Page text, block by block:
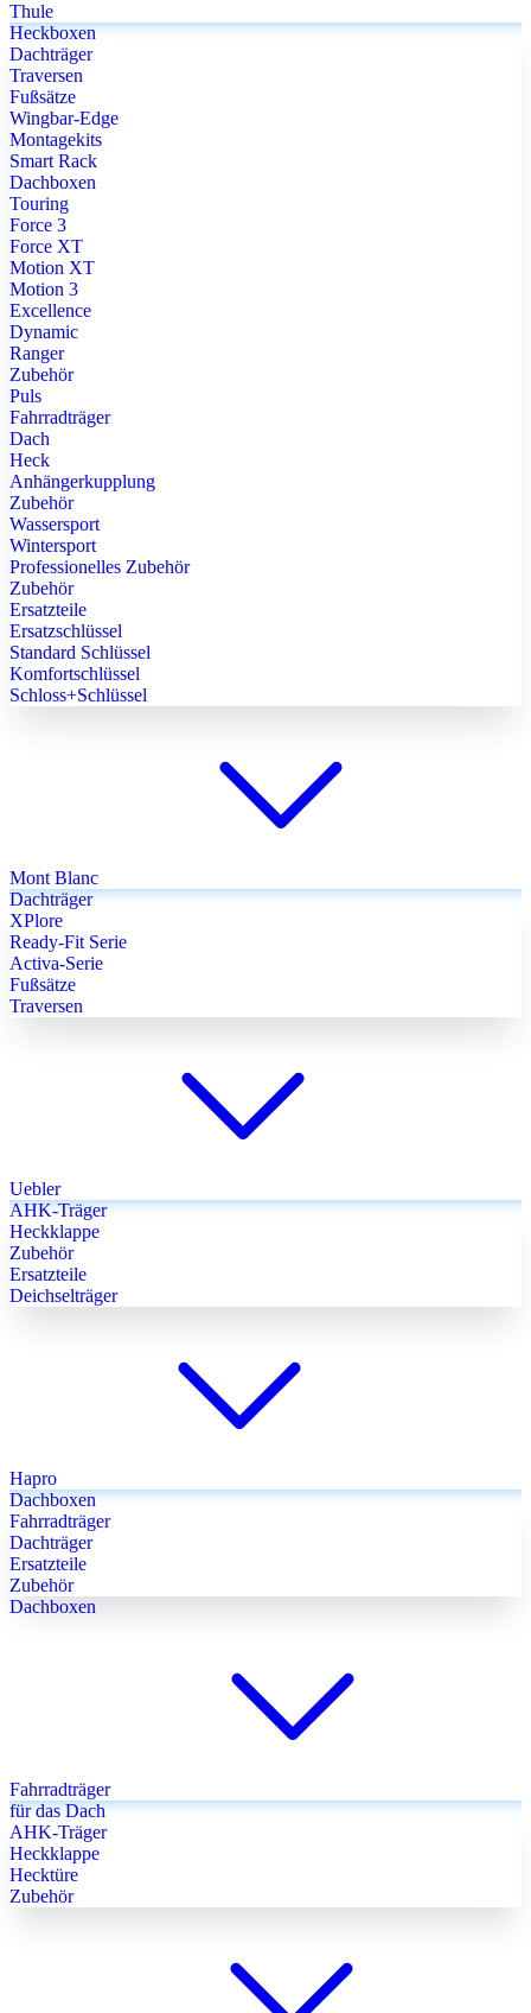
Thule
Heckboxen
Dachträger
Traversen
Fußsätze
Wingbar-Edge
Montagekits
Smart Rack
Dachboxen
Touring
Force 3
Force XT
Motion XT
Motion 3
Excellence
Dynamic
Ranger
Zubehör
Puls
Fahrradträger
Dach
Heck
Anhängerkupplung
Zubehör
Wassersport
Wintersport
Professionelles Zubehör
Zubehör
Ersatzteile
Ersatzschlüssel
Standard Schlüssel
Komfortschlüssel
Schloss+Schlüssel
Mont Blanc
Dachträger
XPlore
Ready-Fit Serie
Activa-Serie
Fußsätze
Traversen
Uebler
AHK-Träger
Heckklappe
Zubehör
Ersatzteile
Deichselträger
Hapro
Dachboxen
Fahrradträger
Dachträger
Ersatzteile
Zubehör
Dachboxen
Fahrradträger
für das Dach
AHK-Träger
Heckklappe
Hecktüre
Zubehör